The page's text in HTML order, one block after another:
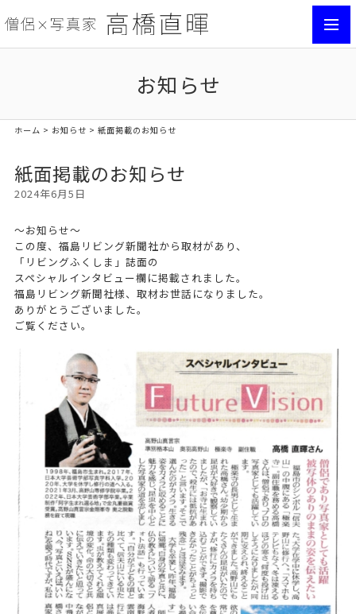
お知らせ
ホーム > お知らせ > 紙面掲載のお知らせ
紙面掲載のお知らせ
2024年6月5日
〜お知らせ〜
この度、福島リビング新聞社から取材があり、
「リビングふくしま」誌面の
スペシャルインタビュー欄に掲載されました。
福島リビング新聞社様、取材お世話になりました。
ありがとうございました。
ご覧ください。